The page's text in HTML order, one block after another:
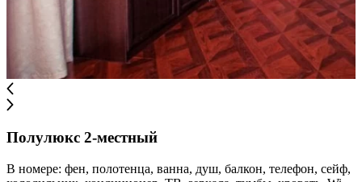
Полулюкс 2-местный
В номере: фен, полотенца, ванна, душ, балкон, телефон, сейф,